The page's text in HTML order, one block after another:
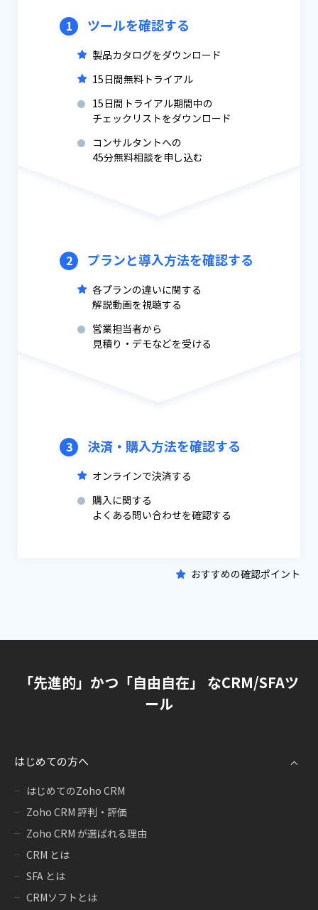
1 ツールを確認する
製品カタログをダウンロード
15日間無料トライアル
15日間トライアル期間中の
チェックリストをダウンロード
コンサルタントへの
45分無料相談を申し込む
2 プランと導入方法を確認する
各プランの違いに関する
解説動画を視聴する
営業担当者から
見積り・デモなどを受ける
3 決済・購入方法を確認する
オンラインで決済する
購入に関する
よくある問い合わせを確認する
おすすめの確認ポイント
「先進的」かつ「自由自在」 なCRM/SFAツ
ール
はじめての方へ
はじめてのZoho CRM
Zoho CRM 評判・評価
Zoho CRM が選ばれる理由
CRM とは
SFA とは
CRMソフトとは